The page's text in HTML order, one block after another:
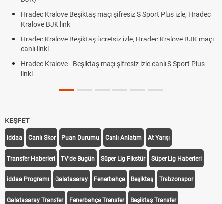
Hradec Kralove Beşiktaş maçı şifresiz S Sport Plus izle, Hradec
Kralove BJK link
Hradec Kralove Beşiktaş ücretsiz izle, Hradec Kralove BJK maçı
canlı linki
Hradec Kralove - Beşiktaş maçı şifresiz izle canlı S Sport Plus
linki
KEŞFET
iddaa Canlı Skor Puan Durumu Canlı Anlatım At Yarışı
Transfer Haberleri TV'de Bugün Süper Lig Fikstür Süper Lig Haberleri
iddaa Programı Galatasaray Fenerbahçe Beşiktaş Trabzonspor
Galatasaray Transfer Fenerbahçe Transfer Beşiktaş Transfer